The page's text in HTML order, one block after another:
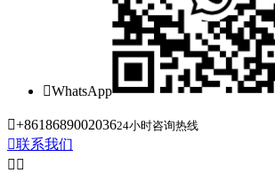
WhatsApp
+861868900203624小时咨询热线
联系我们
 